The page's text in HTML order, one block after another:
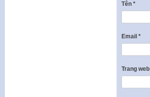
Tên *
Email *
Trang web